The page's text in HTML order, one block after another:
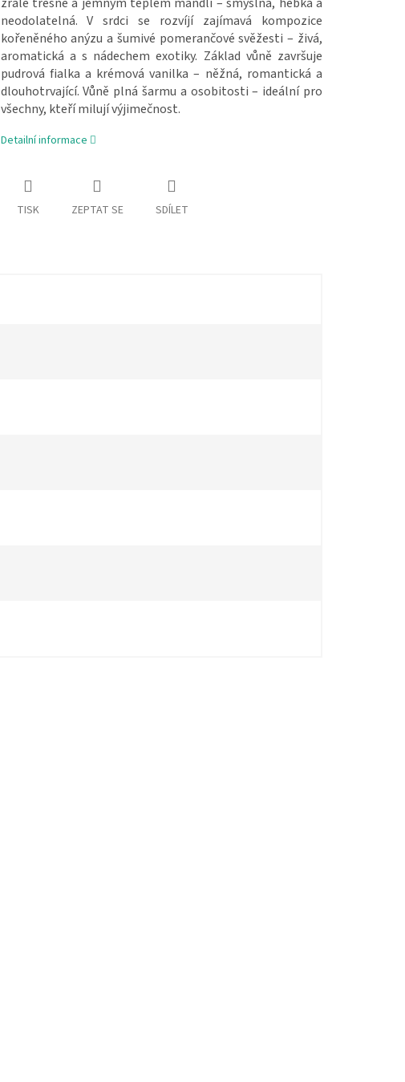
zralé třešně a jemným teplem mandlí – smyslná, hebká a
neodolatelná. V srdci se rozvíjí zajímavá kompozice
kořeněného anýzu a šumivé pomerančové svěžesti – živá,
aromatická a s nádechem exotiky. Základ vůně završuje
pudrová fialka a krémová vanilka – něžná, romantická a
dlouhotrvající. Vůně plná šarmu a osobitosti – ideální pro
všechny, kteří milují výjimečnost.
Detailní informace
TISK ZEPTAT SE SDÍLET